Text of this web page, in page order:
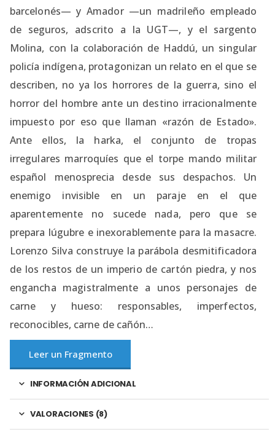
barcelonés— y Amador —un madrileño empleado
de seguros, adscrito a la UGT—, y el sargento
Molina, con la colaboración de Haddú, un singular
policía indígena, protagonizan un relato en el que se
describen, no ya los horrores de la guerra, sino el
horror del hombre ante un destino irracionalmente
impuesto por eso que llaman «razón de Estado».
Ante ellos, la harka, el conjunto de tropas
irregulares marroquíes que el torpe mando militar
español menosprecia desde sus despachos. Un
enemigo invisible en un paraje en el que
aparentemente no sucede nada, pero que se
prepara lúgubre e inexorablemente para la masacre.
Lorenzo Silva construye la parábola desmitificadora
de los restos de un imperio de cartón piedra, y nos
engancha magistralmente a unos personajes de
carne y hueso: responsables, imperfectos,
reconocibles, carne de cañón…
Leer un Fragmento
INFORMACIÓN ADICIONAL
VALORACIONES (8)